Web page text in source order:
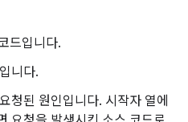
드입니다.
니다.
청된 원인입니다. 시작자 열에